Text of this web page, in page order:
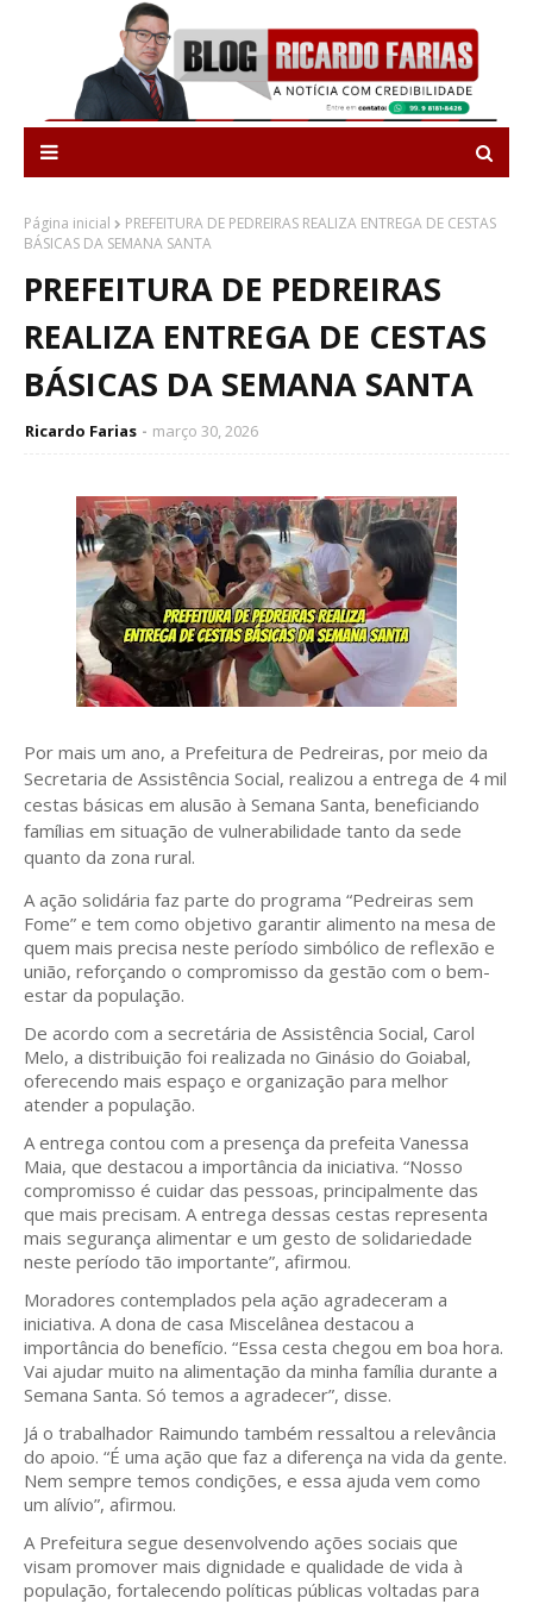
Página inicial
PREFEITURA DE PEDREIRAS REALIZA ENTREGA DE CESTAS
BÁSICAS DA SEMANA SANTA
PREFEITURA DE PEDREIRAS
REALIZA ENTREGA DE CESTAS
BÁSICAS DA SEMANA SANTA
Ricardo Farias março 30, 2026
Por mais um ano, a Prefeitura de Pedreiras, por meio da
Secretaria de Assistência Social, realizou a entrega de 4 mil
cestas básicas em alusão à Semana Santa, beneficiando
famílias em situação de vulnerabilidade tanto da sede
quanto da zona rural.
A ação solidária faz parte do programa “Pedreiras sem
Fome” e tem como objetivo garantir alimento na mesa de
quem mais precisa neste período simbólico de reflexão e
união, reforçando o compromisso da gestão com o bem-
estar da população.
De acordo com a secretária de Assistência Social, Carol
Melo, a distribuição foi realizada no Ginásio do Goiabal,
oferecendo mais espaço e organização para melhor
atender a população.
A entrega contou com a presença da prefeita Vanessa
Maia, que destacou a importância da iniciativa. “Nosso
compromisso é cuidar das pessoas, principalmente das
que mais precisam. A entrega dessas cestas representa
mais segurança alimentar e um gesto de solidariedade
neste período tão importante”, afirmou.
Moradores contemplados pela ação agradeceram a
iniciativa. A dona de casa Miscelânea destacou a
importância do benefício. “Essa cesta chegou em boa hora.
Vai ajudar muito na alimentação da minha família durante a
Semana Santa. Só temos a agradecer”, disse.
Já o trabalhador Raimundo também ressaltou a relevância
do apoio. “É uma ação que faz a diferença na vida da gente.
Nem sempre temos condições, e essa ajuda vem como
um alívio”, afirmou.
A Prefeitura segue desenvolvendo ações sociais que
visam promover mais dignidade e qualidade de vida à
população, fortalecendo políticas públicas voltadas para